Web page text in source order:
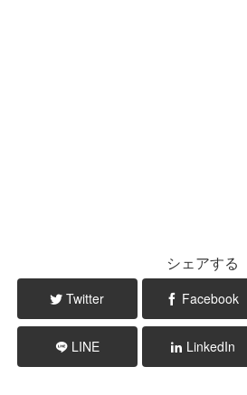
シェアする
Twitter Facebook
LINE LinkedIn